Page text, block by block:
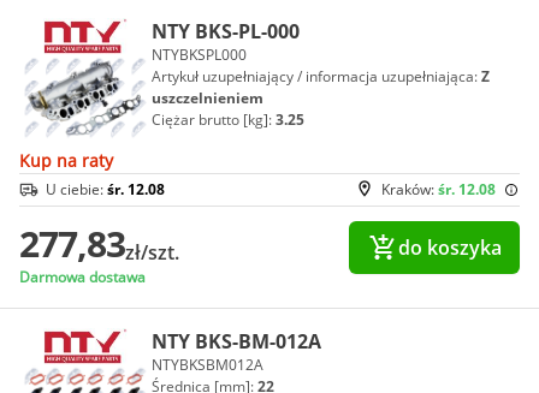
NTY BKS-PL-000
NTYBKSPL000
Artykuł uzupełniający / informacja uzupełniająca:Z
uszczelnieniem
Ciężar brutto [kg]:3.25
Kup na raty
Kraków:śr. 12.08
U ciebie:śr. 12.08
277,83zł/szt.
Darmowa dostawa
do koszyka
NTY BKS-BM-012A
NTYBKSBM012A
Średnica [mm]:22